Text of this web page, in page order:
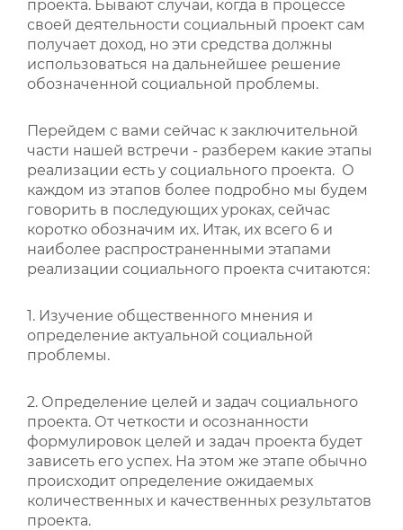
проекта. Бывают случаи, когда в процессе
своей деятельности социальный проект сам
получает доход, но эти средства должны
использоваться на дальнейшее решение
обозначенной социальной проблемы.
Перейдем с вами сейчас к заключительной
части нашей встречи - разберем какие этапы
реализации есть у социального проекта. О
каждом из этапов более подробно мы будем
говорить в последующих уроках, сейчас
коротко обозначим их. Итак, их всего 6 и
наиболее распространенными этапами
реализации социального проекта считаются:
1. Изучение общественного мнения и
определение актуальной социальной
проблемы.
2. Определение целей и задач социального
проекта. От четкости и осознанности
формулировок целей и задач проекта будет
зависеть его успех. На этом же этапе обычно
происходит определение ожидаемых
количественных и качественных результатов
проекта.